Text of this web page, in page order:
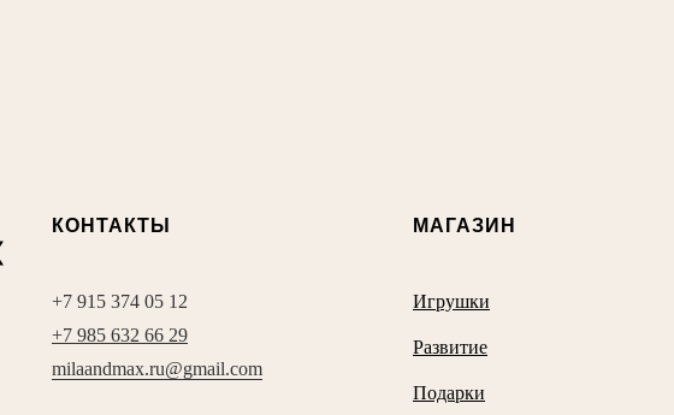
КОНТАКТЫ
+7 915 374 05 12
+7 985 632 66 29
milaandmax.ru@gmail.com
МАГАЗИН
Игрушки
Развитие
Подарки